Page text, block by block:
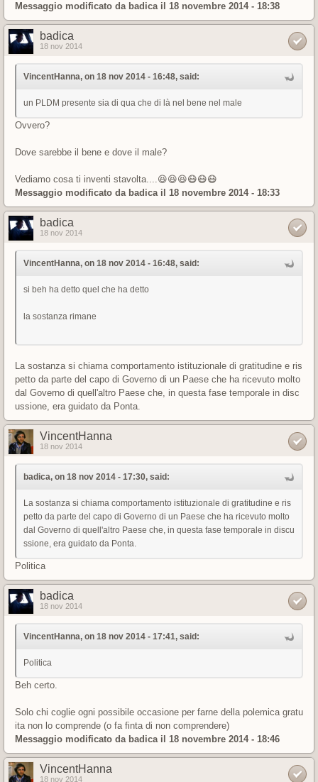
Messaggio modificato da badicail 18 novembre 2014 - 18:38
badica
18 nov 2014
VincentHanna, on 18 nov 2014 - 16:48, said:
un PLDM presente sia di qua che di là nel bene nel male
Ovvero?
Dove sarebbe il bene e dove il male?
Vediamo cosa ti inventi stavolta....😆😆😆😷😷😷
Messaggio modificato da badicail 18 novembre 2014 - 18:33
badica
18 nov 2014
VincentHanna, on 18 nov 2014 - 16:48, said:
si beh ha detto quel che ha detto
la sostanza rimane
La sostanza si chiama comportamento istituzionale di gratitudine e ris
petto da parte del capo di Governo di un Paese che ha ricevuto molto
dal Governo di quell'altro Paese che, in questa fase temporale in disc
ussione, era guidato da Ponta.
VincentHanna
18 nov 2014
badica, on 18 nov 2014 - 17:30, said:
La sostanza si chiama comportamento istituzionale di gratitudine e ris
petto da parte del capo di Governo di un Paese che ha ricevuto molto
dal Governo di quell'altro Paese che, in questa fase temporale in discu
ssione, era guidato da Ponta.
Politica
badica
18 nov 2014
VincentHanna, on 18 nov 2014 - 17:41, said:
Politica
Beh certo.
Solo chi coglie ogni possibile occasione per farne della polemica gratu
ita non lo comprende (o fa finta di non comprendere)
Messaggio modificato da badicail 18 novembre 2014 - 18:46
VincentHanna
18 nov 2014